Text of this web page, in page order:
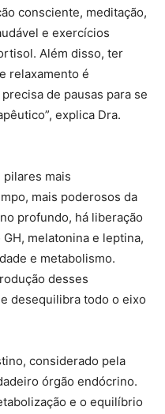
consciente, meditação,
e exercícios
Além disso, ter
relaxamento é
de pausas para se
explica Dra.
pilares mais
mais poderosos da
profundo, há liberação
melatonina e leptina,
e metabolismo.
desses
desequilibra todo o eixo
considerado pela
órgão endócrino.
e o equilíbrio